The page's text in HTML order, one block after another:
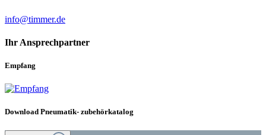
info@timmer.de
Ihr Ansprechpartner
Empfang
Download Pneumatik- zubehörkatalog